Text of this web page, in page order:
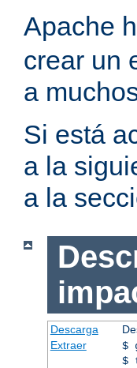
Apache
crear un
a
Si está
a la
a la
Descarga
Extraer
$
$